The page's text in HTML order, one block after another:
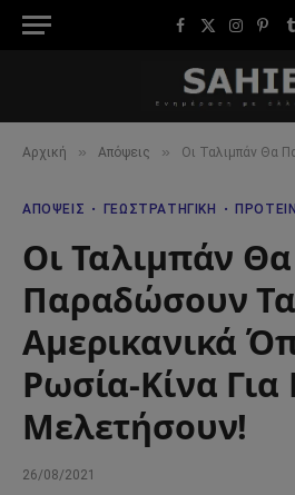
Facebook
X
Αρχική » Απόψεις » Οι Ταλιμπάν Θα Παραδώσουν Τα
ΑΠΌΨΕΙΣ ΓΕΩΣΤΡΑΤΗΓΙΚΉ
Οι Ταλιμπάν Θα
Παραδώσουν Τα
Aμερικανικά
Ρωσία-Κίνα
Μελετήσουν!
26/08/2021